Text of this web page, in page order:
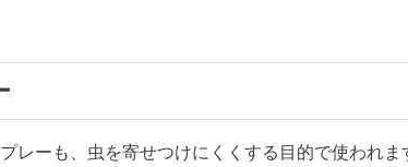
レーも、虫を寄せつけにくくする目的で使われ